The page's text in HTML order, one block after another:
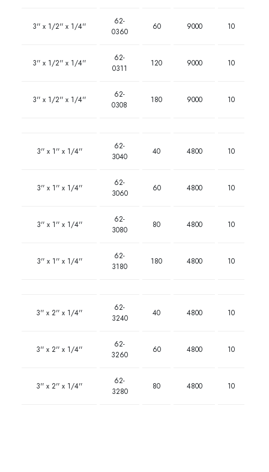
3'' x 1/2'' x 1/4''
62-
0360
60 9000 10
3'' x 1/2'' x 1/4''
62-
0311
120 9000 10
3'' x 1/2'' x 1/4''
62-
0308
180 9000 10
3'' x 1'' x 1/4''
62-
3040
40 4800 10
3'' x 1'' x 1/4''
62-
3060
60 4800 10
3'' x 1'' x 1/4''
62-
3080
80 4800 10
3'' x 1'' x 1/4''
62-
3180
180 4800 10
3'' x 2'' x 1/4''
62-
3240
40 4800 10
3'' x 2'' x 1/4''
62-
3260
60 4800 10
3'' x 2'' x 1/4''
62-
3280
80 4800 10